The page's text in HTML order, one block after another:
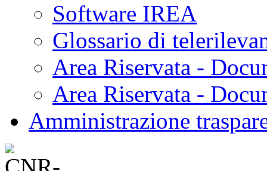
Software IREA
Glossario di
Area Riservata -
Area Riservata -
Amministrazione